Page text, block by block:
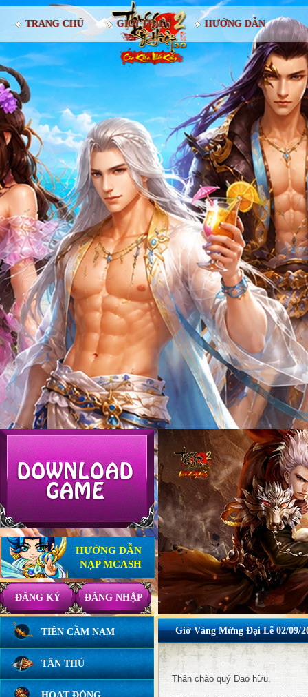
TRANG CHỦ GIỚI THIỆU HƯỚNG DẪN
HƯỚNG DẪN
NẠP MCASH
ĐĂNG KÝ ĐĂNG NHẬP
TIÊN CẦM NAM
TÂN THỦ
Giờ Vàng Mừng Đại Lễ 02/09/
Thân chào quý Đạo hữu.